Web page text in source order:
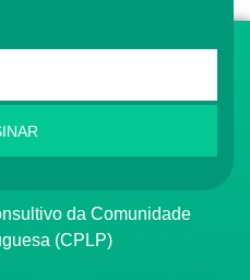
(CPLP)